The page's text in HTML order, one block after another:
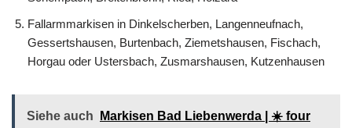
Fallarmmarkisen in Dinkelscherben, Langenneufnach,
Gessertshausen, Burtenbach, Ziemetshausen, Fischach,
Horgau oder Ustersbach, Zusmarshausen, Kutzenhausen
Siehe auch
Markisen Bad Liebenwerda | ☀️ four